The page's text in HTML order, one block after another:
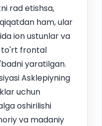
rad etishsa,
ham, ular
ion ustunlar va
to'rt frontal
yaratilgan.
Asklepiyning
uchun
oshirilishi
va madaniy